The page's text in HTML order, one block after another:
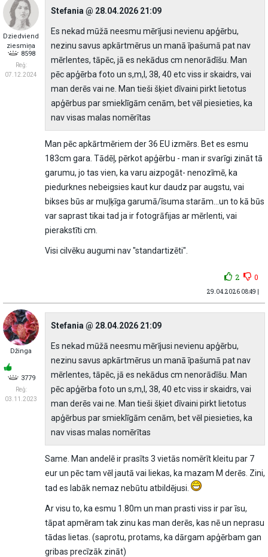
Dziedviend
ziesmiņa
8598
Reģ:
07.12.2024
Stefania @ 28.04.2026 21:09
Es nekad mūžā neesmu mērījusi nevienu apģērbu,
nezinu savus apkārtmērus un manā īpašumā pat nav
mērlentes, tāpēc, jā es nekādus cm nenorādīšu. Man
pēc apģērba foto un s,m,l, 38, 40 etc viss ir skaidrs, vai
man derēs vai ne. Man tieši šķiet dīvaini pirkt lietotus
apģērbus par smieklīgām cenām, bet vēl piesieties, ka
nav visas malas nomērītas
Man pēc apkārtmēriem der 36 EU izmērs. Bet es esmu
183cm gara. Tādēļ, pērkot apģērbu - man ir svarīgi zināt tā
garumu, jo tas vien, ka varu aizpogāt- nenozīmē, ka
piedurknes nebeigsies kaut kur daudz par augstu, vai
bikses būs ar muļķīga garumā/īsuma starām...un to kā būs
var saprast tikai tad ja ir fotogrāfijas ar mērlenti, vai
pierakstīti cm.
Visi cilvēku augumi nav "standartizēti".
2 0
29.04.2026 08:49 |
Džinga
3779
Reģ:
03.11.2023
Stefania @ 28.04.2026 21:09
Es nekad mūžā neesmu mērījusi nevienu apģērbu,
nezinu savus apkārtmērus un manā īpašumā pat nav
mērlentes, tāpēc, jā es nekādus cm nenorādīšu. Man
pēc apģērba foto un s,m,l, 38, 40 etc viss ir skaidrs, vai
man derēs vai ne. Man tieši šķiet dīvaini pirkt lietotus
apģērbus par smieklīgām cenām, bet vēl piesieties, ka
nav visas malas nomērītas
Same. Man andelē ir prasīts 3 vietās nomērīt kleitu par 7
eur un pēc tam vēl jautā vai liekas, ka mazam M derēs. Zini,
tad es labāk nemaz nebūtu atbildējusi.
Ar visu to, ka esmu 1.80m un man prasti viss ir par īsu,
tāpat apmēram tak zinu kas man derēs, kas nē un neprasu
tādas lietas. (saprotu, protams, ka dārgam apģērbam gan
gribas precīzāk zināt)